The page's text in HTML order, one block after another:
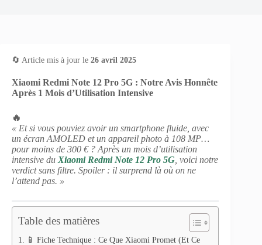
🔄 Article mis à jour le 26 avril 2025
Xiaomi Redmi Note 12 Pro 5G : Notre Avis Honnête
Après 1 Mois d’Utilisation Intensive
🔥
« Et si vous pouviez avoir un smartphone fluide, avec
un écran AMOLED et un appareil photo à 108 MP…
pour moins de 300 € ? Après un mois d’utilisation
intensive du Xiaomi Redmi Note 12 Pro 5G , voici notre
verdict sans filtre. Spoiler : il surprend là où on ne
l’attend pas. »
Table des matières
📱 Fiche Technique : Ce Que Xiaomi Promet (Et Ce